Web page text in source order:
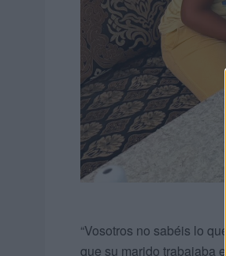
“Vosotros no sabéis lo
que su marido trabajaba